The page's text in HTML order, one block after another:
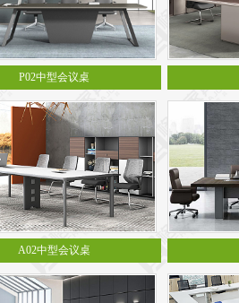
P02中型会议桌
A02中型会议桌